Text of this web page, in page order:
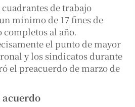
de trabajo
mínimo de 17 fines de
completos al año.
el punto de mayor
y los sindicatos durante
el preacuerdo de marzo de
acuerdo